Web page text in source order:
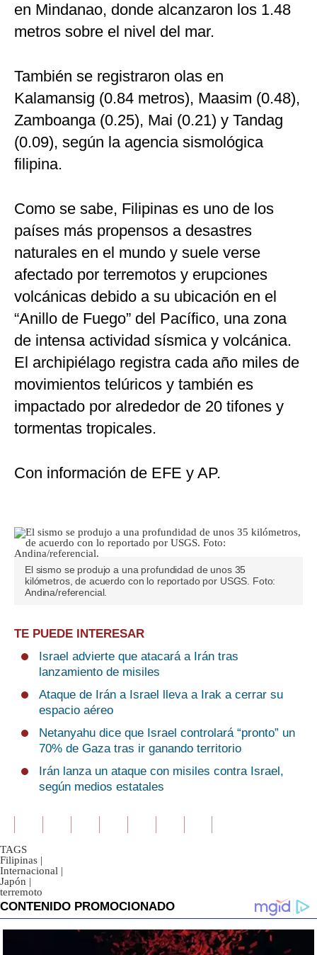
en Mindanao, donde alcanzaron los 1.48
metros sobre el nivel del mar.
También se registraron olas en
Kalamansig (0.84 metros), Maasim (0.48),
Zamboanga (0.25), Mai (0.21) y Tandag
(0.09), según la agencia sismológica
filipina.
Como se sabe, Filipinas es uno de los
países más propensos a desastres
naturales en el mundo y suele verse
afectado por terremotos y erupciones
volcánicas debido a su ubicación en el
“Anillo de Fuego” del Pacífico, una zona
de intensa actividad sísmica y volcánica.
El archipiélago registra cada año miles de
movimientos telúricos y también es
impactado por alrededor de 20 tifones y
tormentas tropicales.
Con información de EFE y AP.
El sismo se produjo a una profundidad de unos 35
kilómetros, de acuerdo con lo reportado por USGS. Foto:
Andina/referencial.
TE PUEDE INTERESAR
Israel advierte que atacará a Irán tras
lanzamiento de misiles
Ataque de Irán a Israel lleva a Irak a cerrar su
espacio aéreo
Netanyahu dice que Israel controlará “pronto” un
70% de Gaza tras ir ganando territorio
Irán lanza un ataque con misiles contra Israel,
según medios estatales
TAGS
Filipinas |
Internacional |
Japón |
terremoto